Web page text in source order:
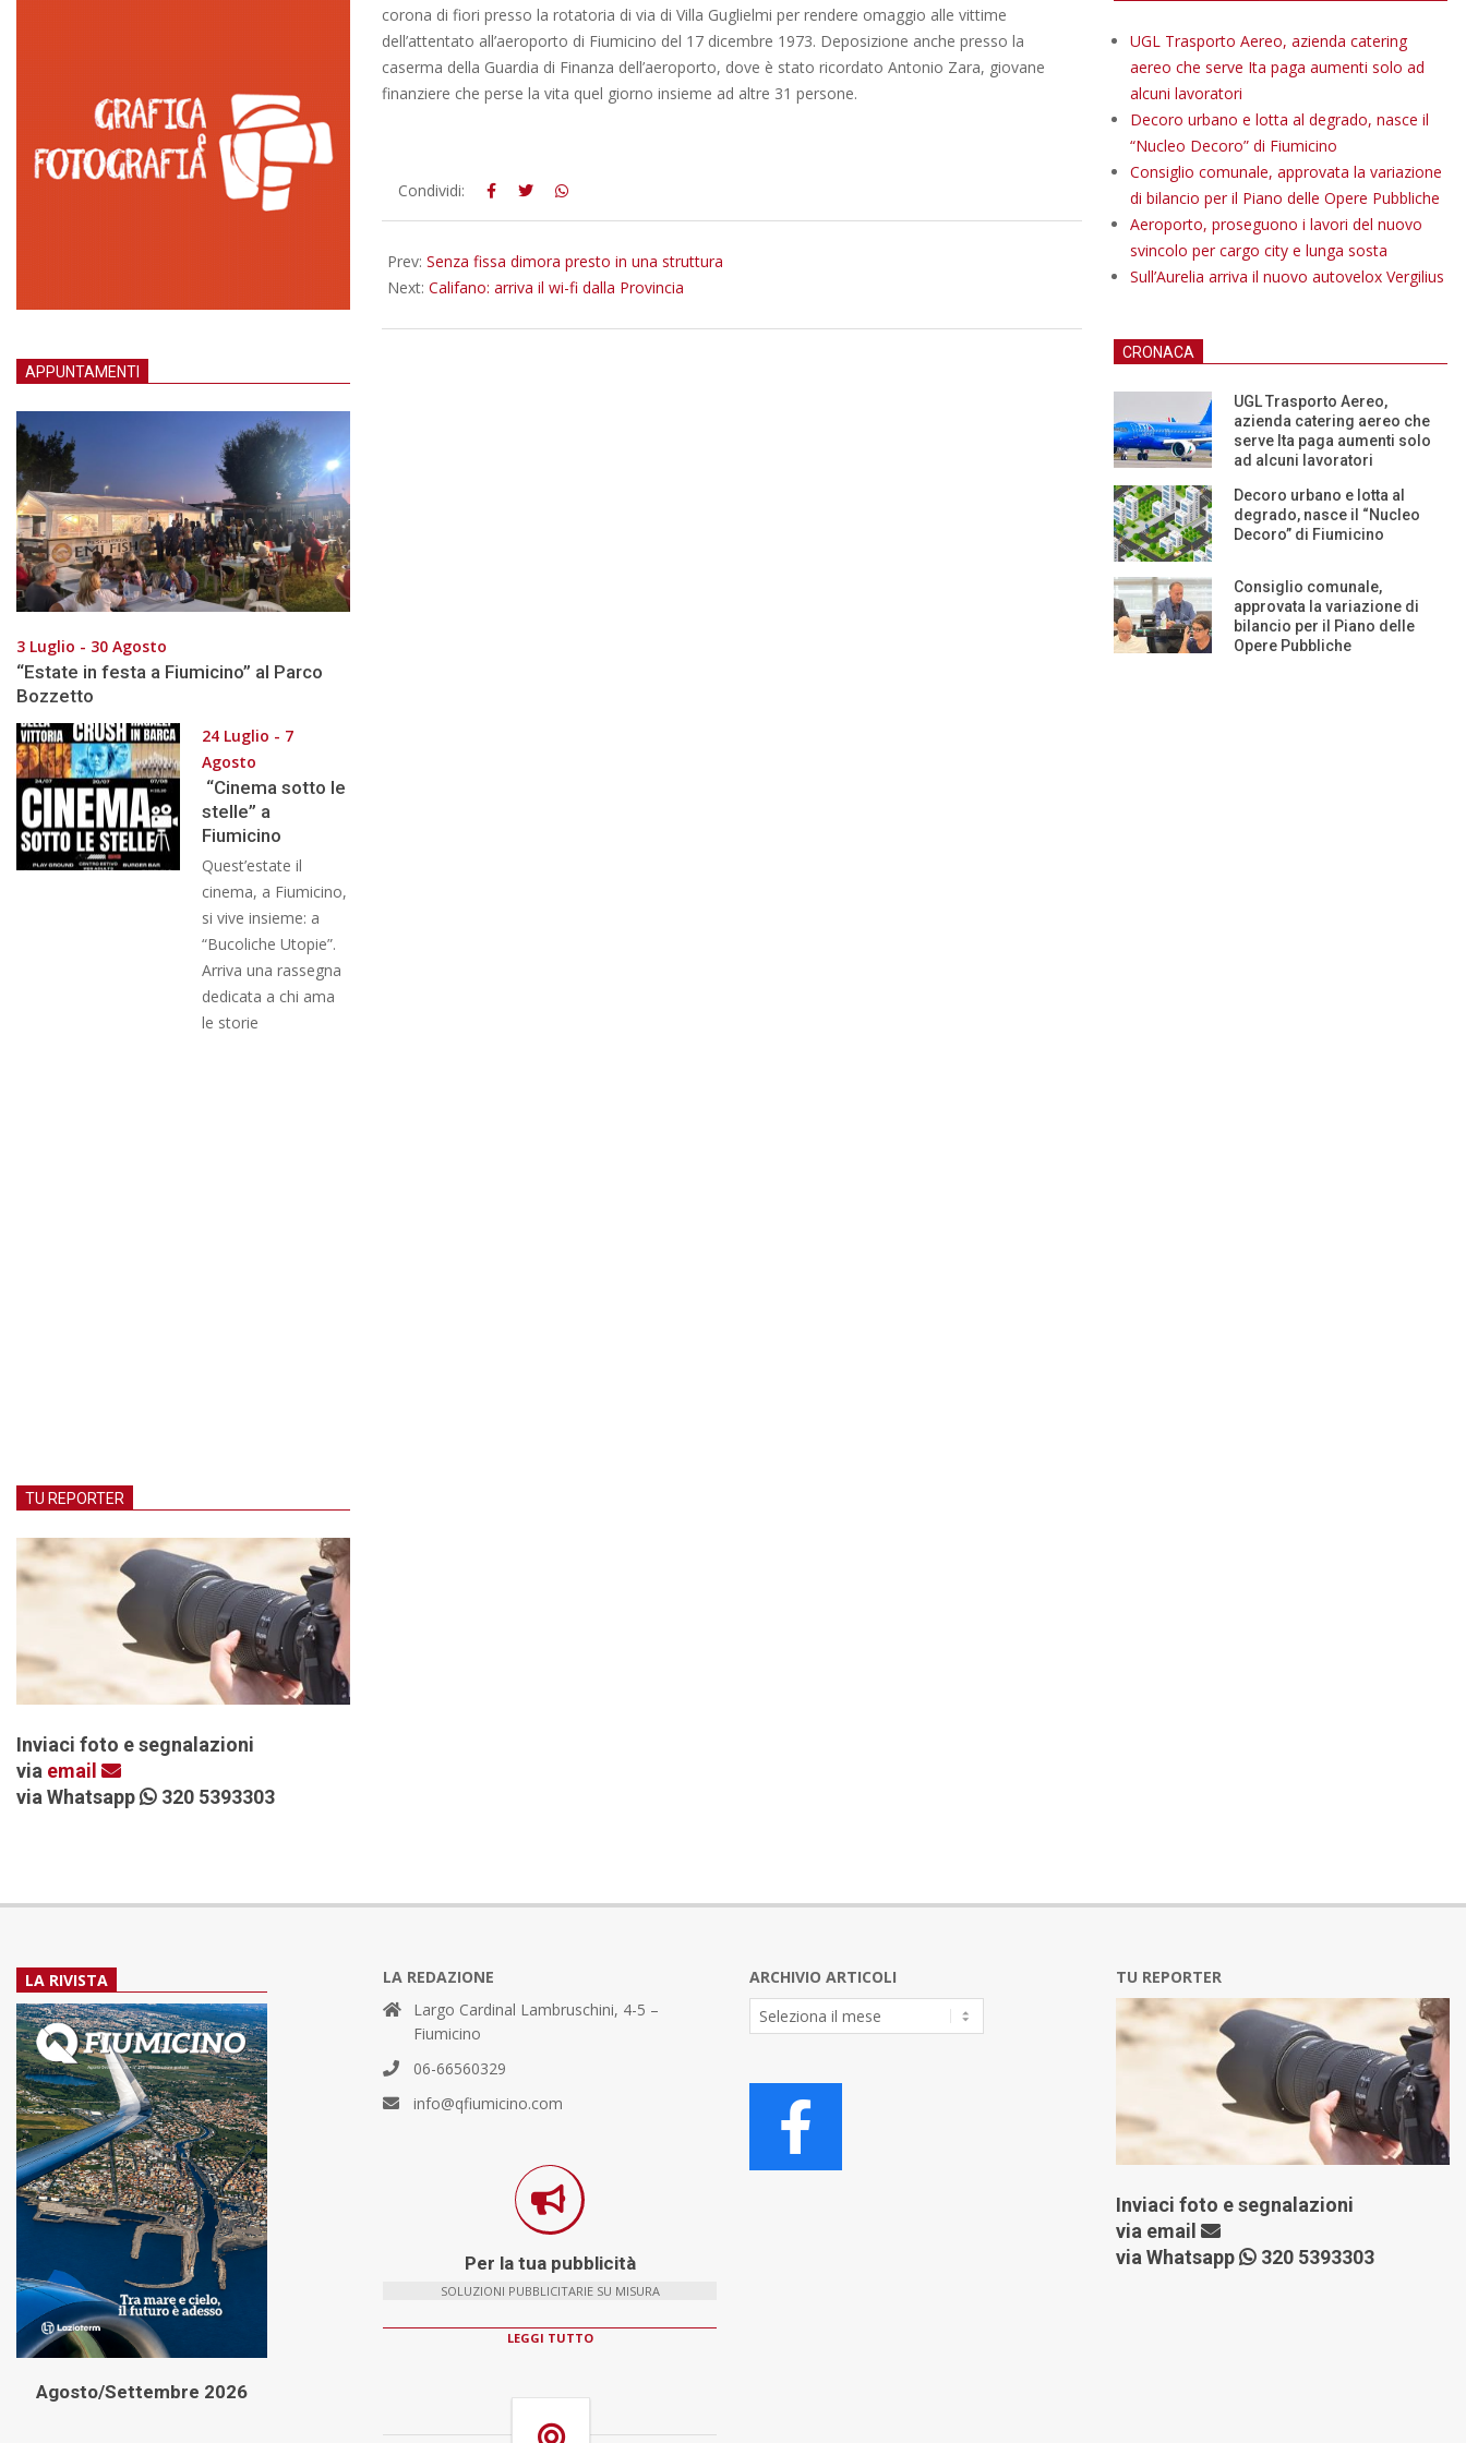
corona di fiori presso la rotatoria di via di Villa Guglielmi per rendere omaggio alle vittime
dell’attentato all’aeroporto di Fiumicino del 17 dicembre 1973. Deposizione anche presso la
caserma della Guardia di Finanza dell’aeroporto, dove è stato ricordato Antonio Zara, giovane
finanziere che perse la vita quel giorno insieme ad altre 31 persone.
2015-
12-
Condividi:
Prev: Senza fissa dimora presto in una struttura
Next: Califano: arriva il wi-fi dalla Provincia
APPUNTAMENTI
3 Luglio - 30 Agosto
“Estate in festa a Fiumicino” al Parco
Bozzetto
24 Luglio - 7
Agosto
“Cinema sotto le
stelle” a
Fiumicino
Quest’estate il
cinema, a Fiumicino,
si vive insieme: a
“Bucoliche Utopie”.
Arriva una rassegna
dedicata a chi ama
le storie
TU REPORTER
Inviaci foto e segnalazioni
via email
via Whatsapp
320 5393303
UGL Trasporto Aereo, azienda catering
aereo che serve Ita paga aumenti solo ad
alcuni lavoratori
Decoro urbano e lotta al degrado, nasce il
“Nucleo Decoro” di Fiumicino
Consiglio comunale, approvata la variazione
di bilancio per il Piano delle Opere Pubbliche
Aeroporto, proseguono i lavori del nuovo
svincolo per cargo city e lunga sosta
Sull’Aurelia arriva il nuovo autovelox Vergilius
CRONACA
UGL Trasporto Aereo,
azienda catering aereo che
serve Ita paga aumenti solo
ad alcuni lavoratori
Decoro urbano e lotta al
degrado, nasce il “Nucleo
Decoro” di Fiumicino
Consiglio comunale,
approvata la variazione di
bilancio per il Piano delle
Opere Pubbliche
LA RIVISTA
Agosto/Settembre 2026
LA REDAZIONE
Largo Cardinal Lambruschini, 4-5 –
Fiumicino
06-66560329
info@qfiumicino.com
Per la tua pubblicità
SOLUZIONI PUBBLICITARIE SU MISURA
LEGGI TUTTO
ARCHIVIO ARTICOLI
Archivio
Articoli
TU REPORTER
Inviaci foto e segnalazioni
via email
via Whatsapp
320 5393303